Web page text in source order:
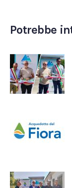
Potrebbe